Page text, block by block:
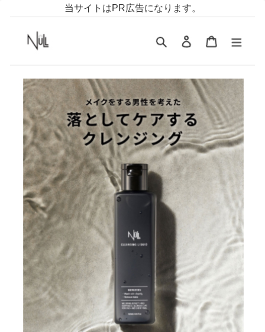
当サイトはPR広告になります。